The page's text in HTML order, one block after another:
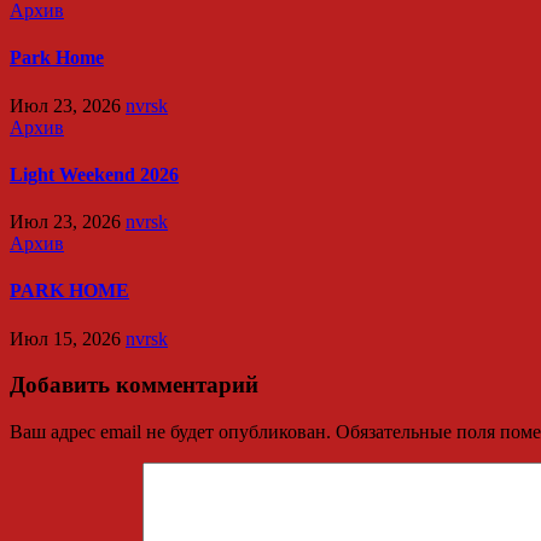
Архив
Park Home
Июл 23, 2026 nvrsk
Архив
Light Weekend 2026
Июл 23, 2026 nvrsk
Архив
PARK HOME
Июл 15, 2026 nvrsk
Добавить комментарий
Ваш адрес email не будет опубликован. Обязательные поля